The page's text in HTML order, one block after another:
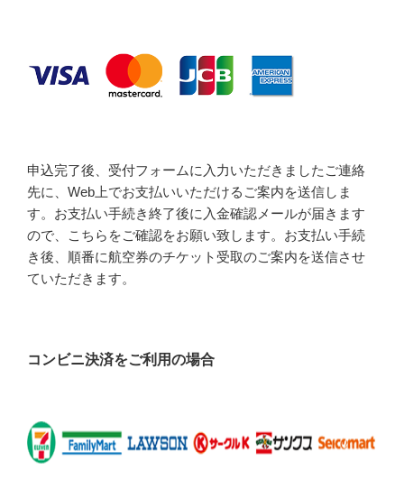
申込完了後、受付フォームに入力いただきましたご連絡
先に、Web上でお支払いいただけるご案内を送信しま
す。お支払い手続き終了後に入金確認メールが届きます
ので、こちらをご確認をお願い致します。お支払い手続
き後、順番に航空券のチケット受取のご案内を送信させ
ていただきます。
コンビニ決済をご利用の場合